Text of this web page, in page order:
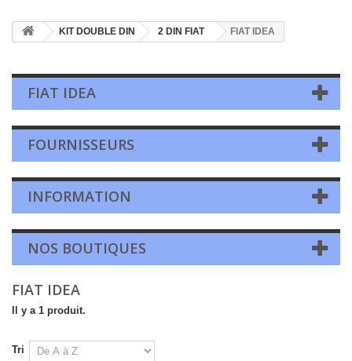
KIT DOUBLE DIN 2 DIN FIAT FIAT IDEA
FIAT IDEA
FOURNISSEURS
INFORMATION
NOS BOUTIQUES
FIAT IDEA
Il y a 1 produit.
Tri